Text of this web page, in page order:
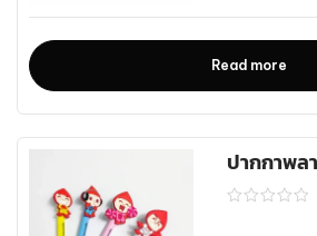
Read more